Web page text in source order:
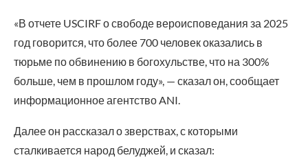
«В отчете USCIRF о свободе вероисповедания за 2025
год говорится, что более 700 человек оказались в
тюрьме по обвинению в богохульстве, что на 300%
больше, чем в прошлом году», — сказал он, сообщает
информационное агентство ANI.
Далее он рассказал о зверствах, с которыми
сталкивается народ белуджей, и сказал: